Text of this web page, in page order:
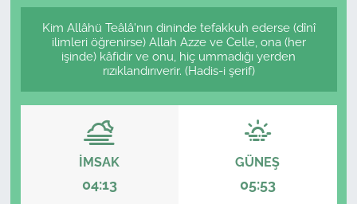
Kim Allâhü Teâlâ'nın dininde tefakkuh ederse (dînî
ilimleri öğrenirse) Allah Azze ve Celle, ona (her
işinde) kâfidir ve onu, hiç ummadığı yerden
rızıklandırıverir. (Hadis-i şerif)
İMSAK
04:13
GÜNEŞ
05:53